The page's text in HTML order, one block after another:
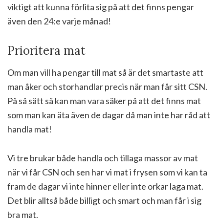
viktigt att kunna förlita sig på att det finns pengar
även den 24:e varje månad!
Prioritera mat
Om man vill ha pengar till mat så är det smartaste att
man åker och storhandlar precis när man får sitt CSN.
På så sätt så kan man vara säker på att det finns mat
som man kan äta även de dagar då man inte har råd att
handla mat!
Vi tre brukar både handla och tillaga massor av mat
när vi får CSN och sen har vi mat i frysen som vi kan ta
fram de dagar vi inte hinner eller inte orkar laga mat.
Det blir alltså både billigt och smart och man får i sig
bra mat.